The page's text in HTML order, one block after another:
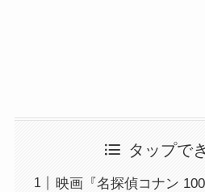
タップで
映画『名探偵コナン